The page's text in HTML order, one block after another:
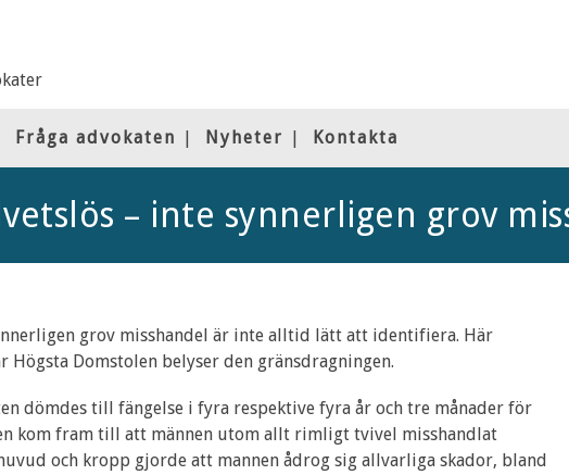
Fråga advokaten Nyheter Kontakta
– inte synnerligen grov
grov misshandel är inte alltid lätt att identifiera. Här
Domstolen belyser den gränsdragningen.
dömdes till fängelse i fyra respektive fyra år och tre månader för
kom fram till att männen utom allt rimligt tvivel misshandlat
och kropp gjorde att mannen ådrog sig allvarliga skador, bland